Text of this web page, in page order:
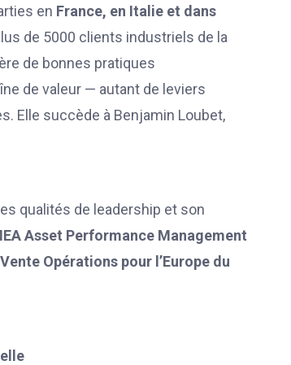
en France, en Italie et dans
de 5000 clients industriels de la
de bonnes pratiques
de valeur — autant de leviers
Elle succède à Benjamin Loubet,
qualités de leadership et son
Asset Performance Management
Opérations pour l’Europe du